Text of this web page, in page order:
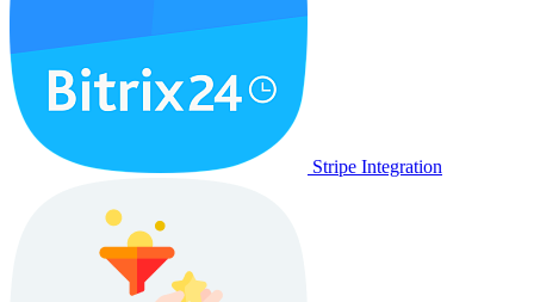
Stripe Integration